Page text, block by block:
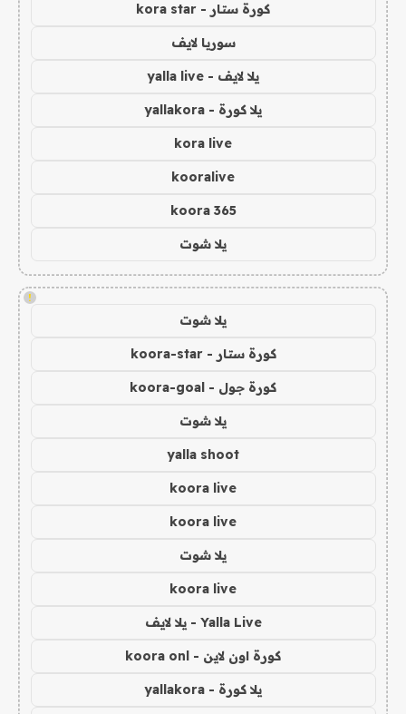
كورة ستار - kora star
سوريا لايف
يلا لايف - yalla live
يلا كورة - yallakora
kora live
kooralive
koora 365
يلا شوت
!
يلا شوت
كورة ستار - koora-star
كورة جول - koora-goal
يلا شوت
yalla shoot
koora live
koora live
يلا شوت
koora live
Yalla Live - يلا لايف
كورة اون لاين - koora onl
يلا كورة - yallakora